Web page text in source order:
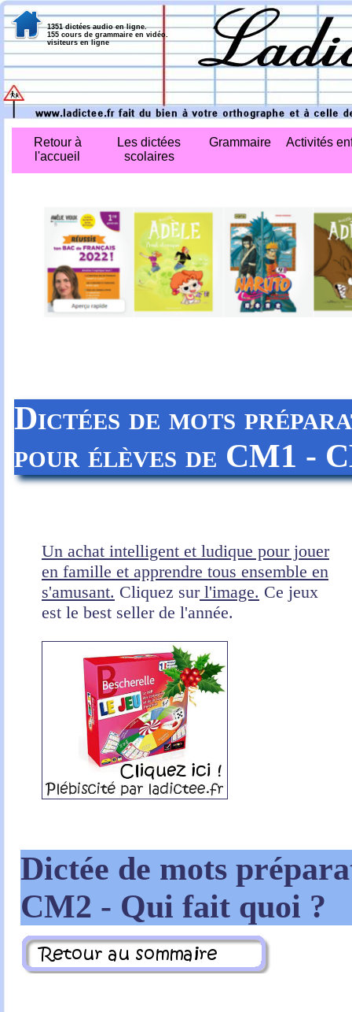
Dictées de mots
pour élèves de CM1 -
Un achat intelligent et ludique pour jouer
en famille et apprendre tous ensemble en
s'amusant. Cliquez surl'image. Ce jeux
est le best seller de l'année.
Dictée de mots
CM2 - Qui fait quoi ?